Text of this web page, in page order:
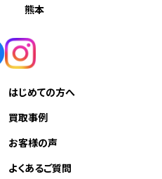
熊本
はじめての方へ
買取事例
お客様の声
よくあるご質問